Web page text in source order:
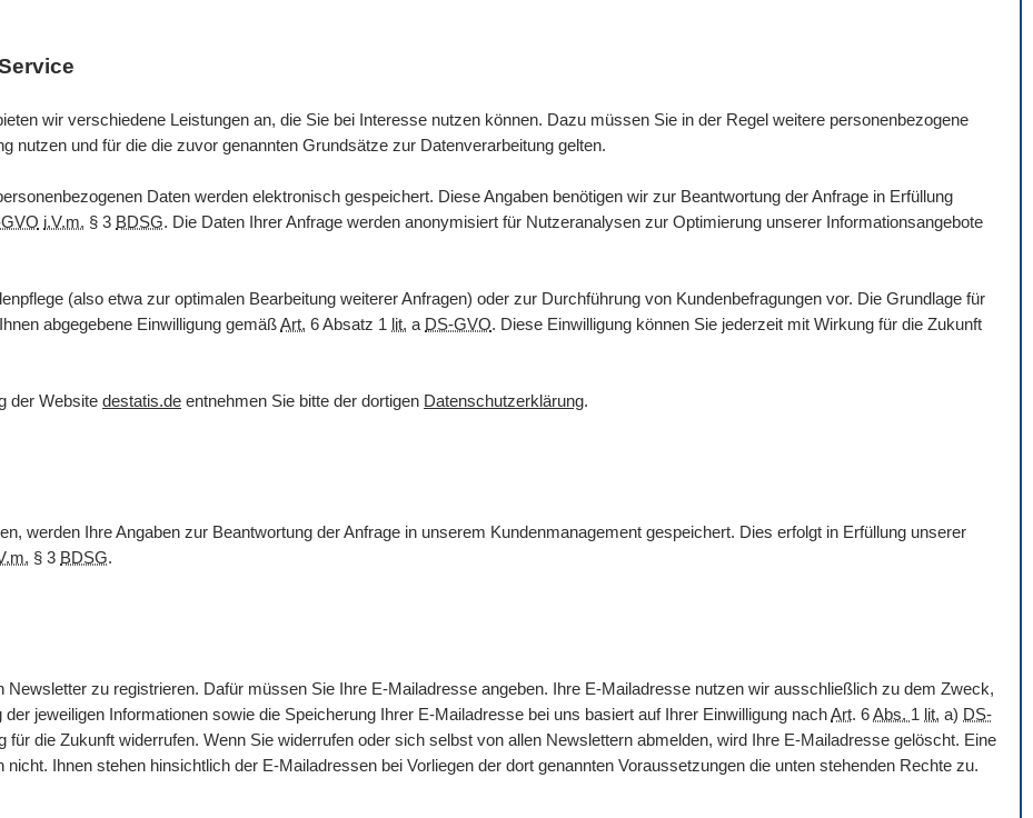
wir verschiedene Leistungen an, die Sie bei Interesse nutzen können. Dazu müssen Sie in der Regel weitere personenbezogene
nutzen und für die die zuvor genannten Grundsätze zur Datenverarbeitung gelten.
Daten werden elektronisch gespeichert. Diese Angaben benötigen wir zur Beantwortung der Anfrage in Erfüllung
i.V.m. § 3 BDSG. Die Daten Ihrer Anfrage werden anonymisiert für Nutzeranalysen zur Optimierung unserer Informationsangebote
(also etwa zur optimalen Bearbeitung weiterer Anfragen) oder zur Durchführung von Kundenbefragungen vor. Die Grundlage für
abgegebene Einwilligung gemäßArt. 6 Absatz 1 lit. a DS-GVO. Diese Einwilligung können Sie jederzeit mit Wirkung für die Zukunft
der Website destatis.de entnehmen Sie bitte der dortigen Datenschutzerklärung.
werden Ihre Angaben zur Beantwortung der Anfrage in unserem Kundenmanagement gespeichert. Dies erfolgt in Erfüllung unserer
§ 3 BDSG.
Newsletter zu registrieren. Dafür müssen Sie Ihre E-Mailadresse angeben. Ihre E-Mailadresse nutzen wir ausschließlich zu dem Zweck,
jeweiligen Informationen sowie die Speicherung Ihrer E-Mailadresse bei uns basiert auf Ihrer Einwilligung nachArt. 6Abs. 1 lit. a) DS-
die Zukunft widerrufen. Wenn Sie widerrufen oder sich selbst von allen Newslettern abmelden, wird Ihre E-Mailadresse gelöscht. Eine
Ihnen stehen hinsichtlich der E-Mailadressen bei Vorliegen der dort genannten Voraussetzungen die unten stehenden Rechte zu.